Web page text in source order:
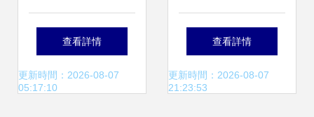
房,篷房搭建
查看詳情
更新時間：2026-08-07
05:17:10
米、15米婚禮專用
篷房，租賃與銷售
查看詳情
更新時間：2026-08-07
21:23:53